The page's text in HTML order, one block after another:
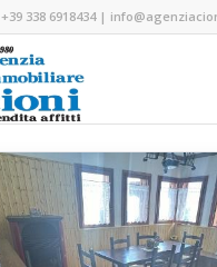
+39 338 6918434|